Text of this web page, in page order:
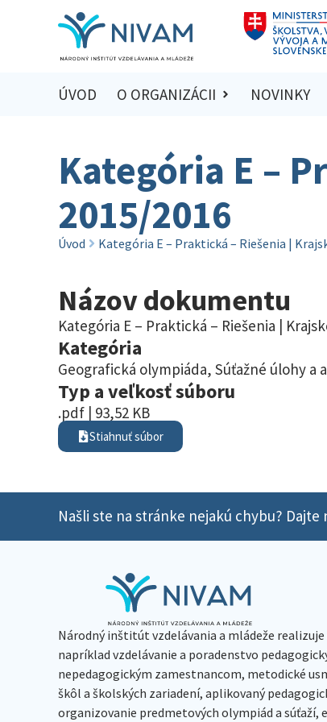
ÚVOD O ORGANIZÁCII NOVINKY
Kategória E –
2015/2016
Úvod Kategória E – Praktická – Riešenia |
Názov dokumentu
Kategória E – Praktická – Riešenia |
Kategória
Geografická olympiáda, Súťažné úlohy a
Typ a veľkosť súboru
.pdf | 93,52 KB
Stiahnuť súbor
Našli ste na stránke nejakú chybu? Dajte
Národný inštitút vzdelávania a mládeže
napríklad vzdelávanie a poradenstvo
nepedagogickým zamestnancom, metodické
škôl a školských zariadení, aplikovaný
organizovanie predmetových olympiád a súťaží,